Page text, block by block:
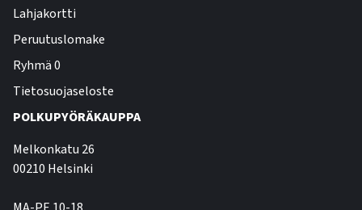
Lahjakortti
Peruutuslomake
Ryhmä 0
Tietosuojaseloste
POLKUPYÖRÄKAUPPA
Melkonkatu 26
00210 Helsinki